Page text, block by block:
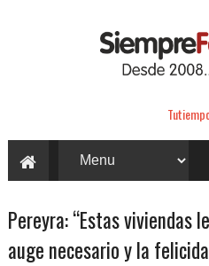
Pereyra: “Estas viviendas
auge necesario y la